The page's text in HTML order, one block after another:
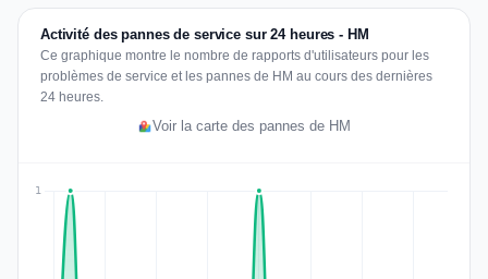
Activité des pannes de service sur 24 heures - HM
Ce graphique montre le nombre de rapports d'utilisateurs pour les
problèmes de service et les pannes de HM au cours des dernières
24 heures.
Voir la carte des pannes de HM